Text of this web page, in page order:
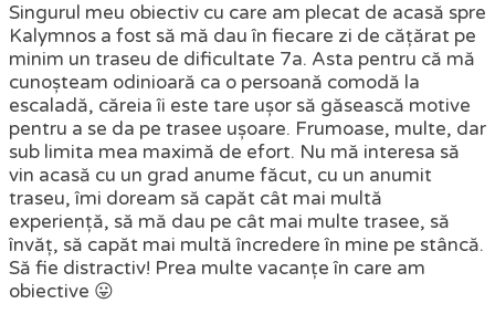
Singurul meu obiectiv cu care am plecat de acasă spre
Kalymnos a fost să mă dau în fiecare zi de cățărat pe
minim un traseu de dificultate 7a. Asta pentru că mă
cunoșteam odinioară ca o persoană comodă la
escaladă, căreia îi este tare ușor să găsească motive
pentru a se da pe trasee ușoare. Frumoase, multe, dar
sub limita mea maximă de efort. Nu mă interesa să
vin acasă cu un grad anume făcut, cu un anumit
traseu, îmi doream să capăt cât mai multă
experiență, să mă dau pe cât mai multe trasee, să
învăț, să capăt mai multă încredere în mine pe stâncă.
Să fie distractiv! Prea multe vacanțe în care am
obiective 😛